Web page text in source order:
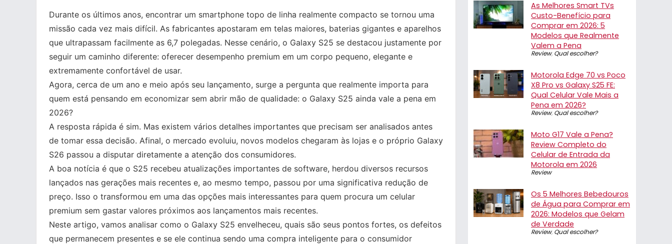
Durante os últimos anos, encontrar um smartphone topo de linha realmente compacto se tornou uma
missão cada vez mais difícil. As fabricantes apostaram em telas maiores, baterias gigantes e aparelhos
que ultrapassam facilmente as 6,7 polegadas. Nesse cenário, o Galaxy S25 se destacou justamente por
seguir um caminho diferente: oferecer desempenho premium em um corpo pequeno, elegante e
extremamente confortável de usar.
Agora, cerca de um ano e meio após seu lançamento, surge a pergunta que realmente importa para
quem está pensando em economizar sem abrir mão de qualidade: o Galaxy S25 ainda vale a pena em
2026?
A resposta rápida é sim. Mas existem vários detalhes importantes que precisam ser analisados antes
de tomar essa decisão. Afinal, o mercado evoluiu, novos modelos chegaram às lojas e o próprio Galaxy
S26 passou a disputar diretamente a atenção dos consumidores.
A boa notícia é que o S25 recebeu atualizações importantes de software, herdou diversos recursos
lançados nas gerações mais recentes e, ao mesmo tempo, passou por uma significativa redução de
preço. Isso o transformou em uma das opções mais interessantes para quem procura um celular
premium sem gastar valores próximos aos lançamentos mais recentes.
Neste artigo, vamos analisar como o Galaxy S25 envelheceu, quais são seus pontos fortes, os defeitos
que permanecem presentes e se ele continua sendo uma compra inteligente para o consumidor
As Melhores Smart TVs
Custo-Benefício para
Comprar em 2026: 5
Modelos que Realmente
Valem a Pena
Review, Qual escolher?
Motorola Edge 70 vs Poco
X8 Pro vs Galaxy S25 FE:
Qual Celular Vale Mais a
Pena em 2026?
Review, Qual escolher?
Moto G17 Vale a Pena?
Review Completo do
Celular de Entrada da
Motorola em 2026
Review
Os 5 Melhores Bebedouros
de Água para Comprar em
2026: Modelos que Gelam
de Verdade
Review, Qual escolher?